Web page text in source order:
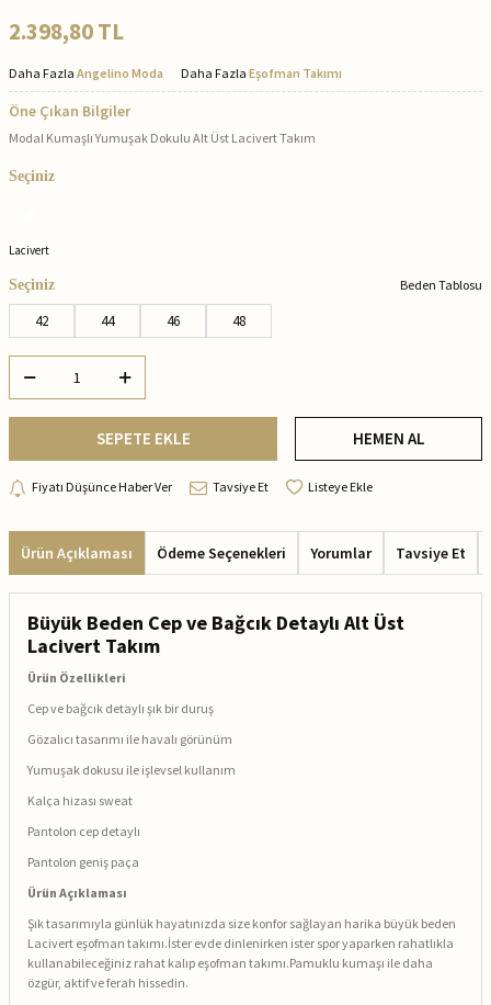
2.398,80TL
Daha Fazla Angelino Moda Daha Fazla Eşofman Takımı
Öne Çıkan Bilgiler
Modal Kumaşlı Yumuşak Dokulu Alt Üst Lacivert Takım
Seçiniz
Lacivert
Seçiniz Beden Tablosu
42 44 46 48
SEPETE EKLE HEMEN AL
Fiyatı Düşünce Haber Ver Tavsiye Et Listeye Ekle
Ürün Açıklaması Ödeme Seçenekleri Yorumlar Tavsiye Et
Büyük Beden Cep ve Bağcık Detaylı Alt Üst
Lacivert Takım
Ürün Özellikleri
Cep ve bağcık detaylı şık bir duruş
Gözalıcı tasarımı ile havalı görünüm
Yumuşak dokusu ile işlevsel kullanım
Kalça hizası sweat
Pantolon cep detaylı
Pantolon geniş paça
Ürün Açıklaması
Şık tasarımıyla günlük hayatınızda size konfor sağlayan harika büyük beden
Lacivert eşofman takımı.İster evde dinlenirken ister spor yaparken rahatlıkla
kullanabileceğiniz rahat kalıp eşofman takımı.Pamuklu kumaşı ile daha
özgür, aktif ve ferah hissedin.